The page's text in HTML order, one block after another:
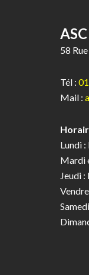
ASC
58
Tél :
Mail :
Lundi :
Mardi
Jeudi :